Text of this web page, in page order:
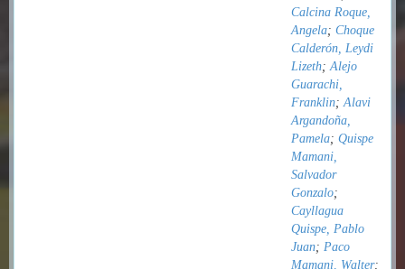
Calcina Roque,
Angela; Choque
Calderón, Leydi
Lizeth;Alejo
Guarachi,
Franklin;Alavi
Argandoña,
Pamela; Quispe
Mamani,
Salvador
Gonzalo;
Cayllagua
Quispe, Pablo
Juan; Paco
Mamani, Walter;